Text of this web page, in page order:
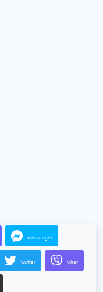
messenger
twitter viber